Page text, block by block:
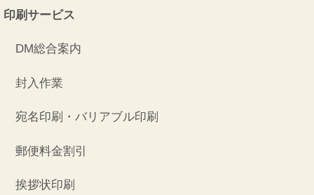
印刷サービス
DM総合案内
封入作業
宛名印刷・バリアブル印刷
郵便料金割引
挨拶状印刷